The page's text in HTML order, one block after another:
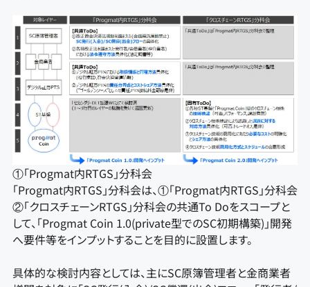
①「Progmat内RTGS」分科会
「Progmat内RTGS」分科会は、①「Progmat内RTGS」分科会
②「クロスチェーンRTGS」分科会の共通To Doをスコープと
して、「Progmat Coin 1.0(private型でのSC初期構築)」開発
へ要件等をインプットすることを目的に設置します。
具体的な検討内容としては、主にSC原簿管理者と金商業者